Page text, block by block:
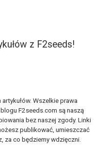
z F2seeds!
Wszelkie prawa
F2seeds.com są naszą
bez naszej zgody. Linki
publikować, umieszczać
za co będziemy wdzięczni.